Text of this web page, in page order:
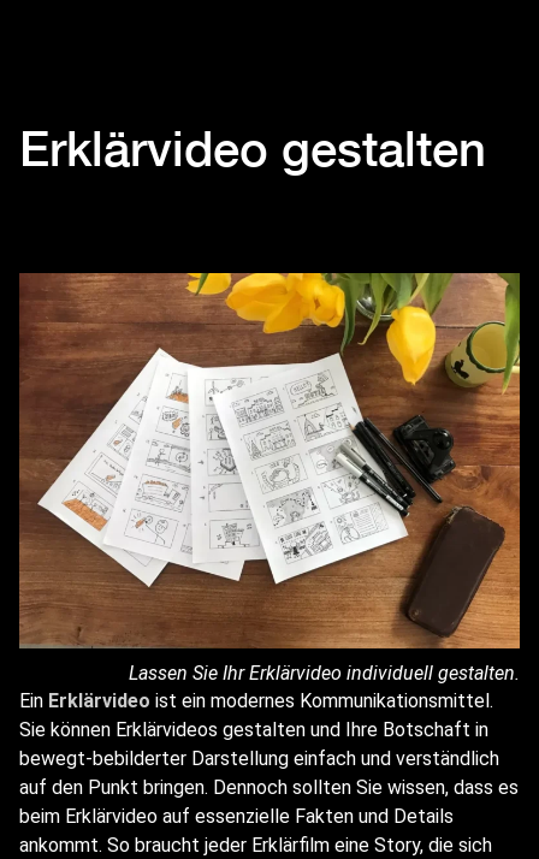
Erklärvideo gestalten
Lassen Sie Ihr Erklärvideo individuell gestalten.
Ein Erklärvideo ist ein modernes Kommunikationsmittel.
Sie können Erklärvideos gestalten und Ihre Botschaft in
bewegt-bebilderter Darstellung einfach und verständlich
auf den Punkt bringen. Dennoch sollten Sie wissen, dass es
beim Erklärvideo auf essenzielle Fakten und Details
ankommt. So braucht jeder Erklärfilm eine Story, die sich